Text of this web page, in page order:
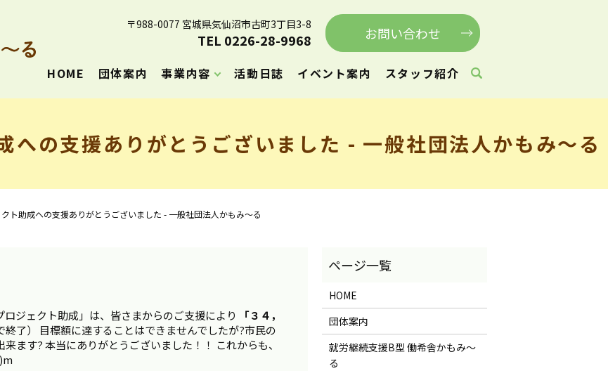
HOME 団体案内 事業内容 活動日誌 イベント案内 スタッフ紹介
〒988-0077 宮城県気仙沼市古町3丁目3-8
TEL 0226-28-9968 お問い合わせ
への支援ありがとうございました - 一般社団法人かもみ～る
ト助成への支援ありがとうございました - 一般社団法人かもみ～る
ジェクト助成」は、皆さまからのご支援により
「３４，
終了） 目標額に達することはできませんでしたが?市民の
ます? 本当にありがとうございました！！ これからも、
HOME
団体案内
就労継続支援B型 働希舎かもみ～
る